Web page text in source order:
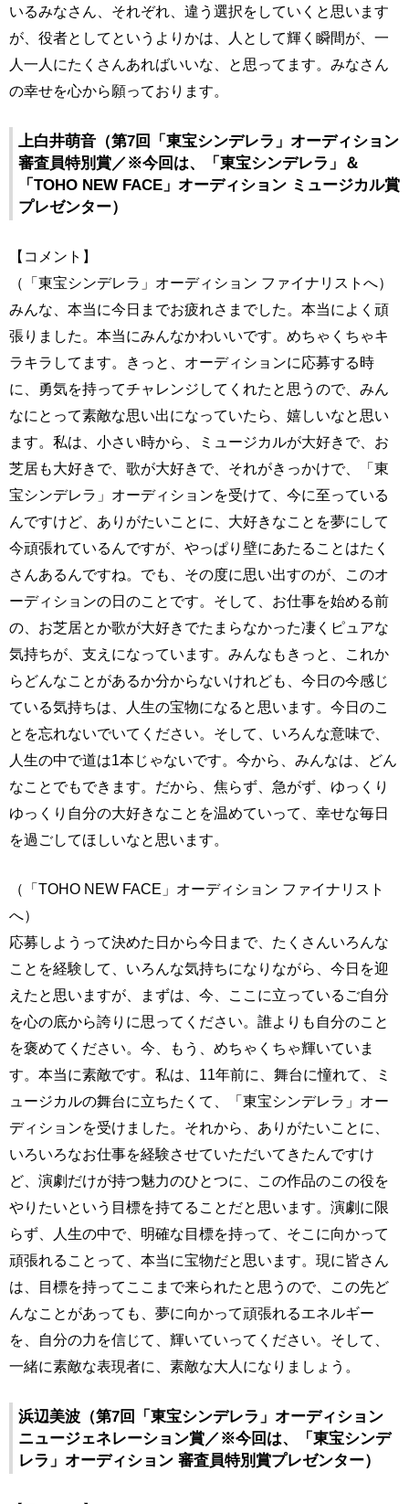
いるみなさん、それぞれ、違う選択をしていくと思います
が、役者としてというよりかは、人として輝く瞬間が、一
人一人にたくさんあればいいな、と思ってます。みなさん
の幸せを心から願っております。
上白井萌音（第7回「東宝シンデレラ」オーディション
審査員特別賞／※今回は、「東宝シンデレラ」＆
「TOHO NEW FACE」オーディション ミュージカル賞
プレゼンター）
【コメント】
（「東宝シンデレラ」オーディション ファイナリストへ）
みんな、本当に今日までお疲れさまでした。本当によく頑
張りました。本当にみんなかわいいです。めちゃくちゃキ
ラキラしてます。きっと、オーディションに応募する時
に、勇気を持ってチャレンジしてくれたと思うので、みん
なにとって素敵な思い出になっていたら、嬉しいなと思い
ます。私は、小さい時から、ミュージカルが大好きで、お
芝居も大好きで、歌が大好きで、それがきっかけで、「東
宝シンデレラ」オーディションを受けて、今に至っている
んですけど、ありがたいことに、大好きなことを夢にして
今頑張れているんですが、やっぱり壁にあたることはたく
さんあるんですね。でも、その度に思い出すのが、このオ
ーディションの日のことです。そして、お仕事を始める前
の、お芝居とか歌が大好きでたまらなかった凄くピュアな
気持ちが、支えになっています。みんなもきっと、これか
らどんなことがあるか分からないけれども、今日の今感じ
ている気持ちは、人生の宝物になると思います。今日のこ
とを忘れないでいてください。そして、いろんな意味で、
人生の中で道は1本じゃないです。今から、みんなは、どん
なことでもできます。だから、焦らず、急がず、ゆっくり
ゆっくり自分の大好きなことを温めていって、幸せな毎日
を過ごしてほしいなと思います。
（「TOHO NEW FACE」オーディション ファイナリスト
へ）
応募しようって決めた日から今日まで、たくさんいろんな
ことを経験して、いろんな気持ちになりながら、今日を迎
えたと思いますが、まずは、今、ここに立っているご自分
を心の底から誇りに思ってください。誰よりも自分のこと
を褒めてください。今、もう、めちゃくちゃ輝いていま
す。本当に素敵です。私は、11年前に、舞台に憧れて、ミ
ュージカルの舞台に立ちたくて、「東宝シンデレラ」オー
ディションを受けました。それから、ありがたいことに、
いろいろなお仕事を経験させていただいてきたんですけ
ど、演劇だけが持つ魅力のひとつに、この作品のこの役を
やりたいという目標を持てることだと思います。演劇に限
らず、人生の中で、明確な目標を持って、そこに向かって
頑張れることって、本当に宝物だと思います。現に皆さん
は、目標を持ってここまで来られたと思うので、この先ど
んなことがあっても、夢に向かって頑張れるエネルギー
を、自分の力を信じて、輝いていってください。そして、
一緒に素敵な表現者に、素敵な大人になりましょう。
浜辺美波（第7回「東宝シンデレラ」オーディション
ニュージェネレーション賞／※今回は、「東宝シンデ
レラ」オーディション 審査員特別賞プレゼンター）